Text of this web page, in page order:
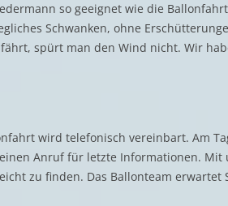
so geeignet wie die
Schwanken, ohne
spürt man den Wind nicht. Wir
wird telefonisch vereinbart. Am
Anruf für letzte Informationen. Mit
zu finden. Das Ballonteam erwartet